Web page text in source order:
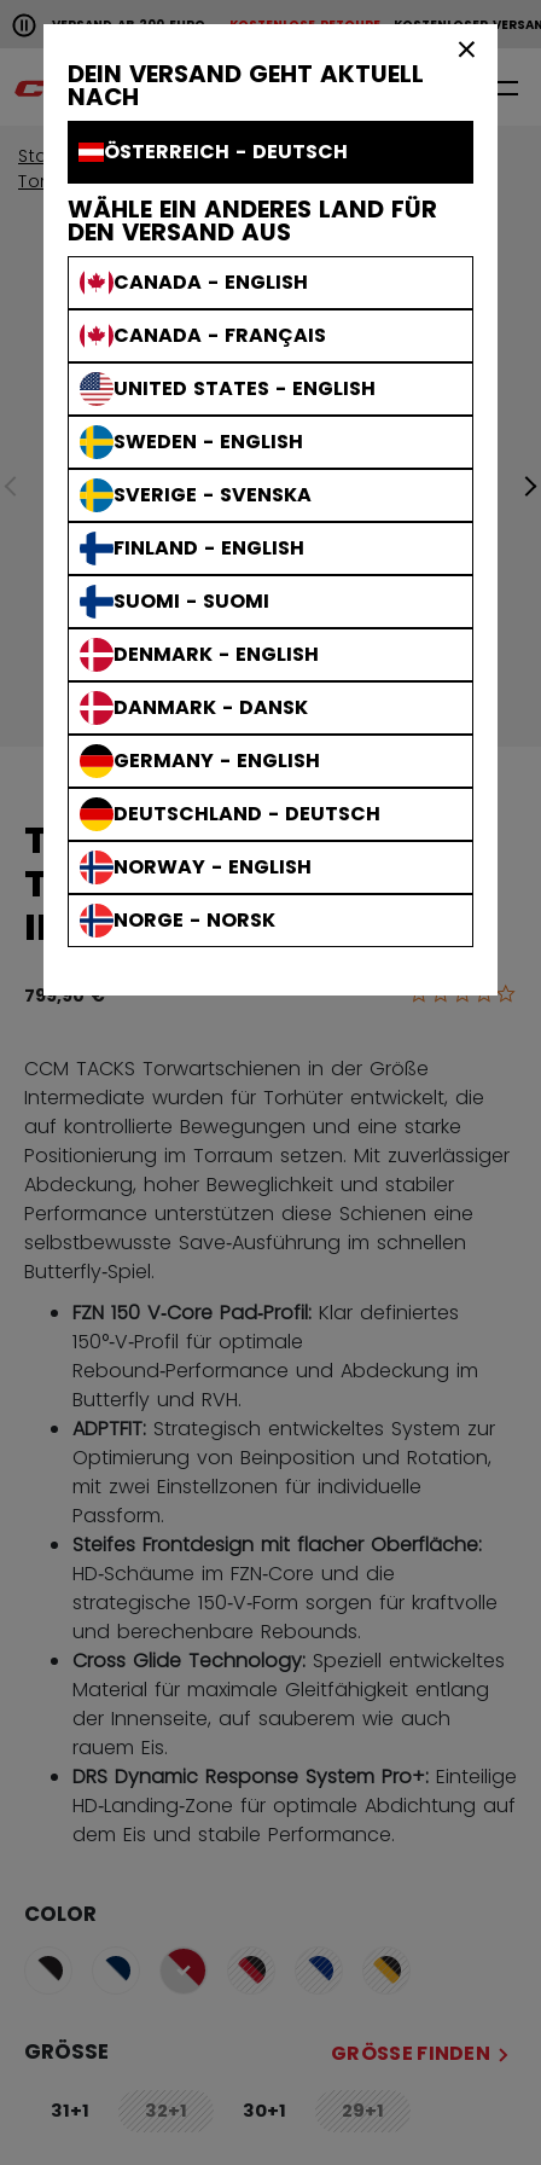
DEIN VERSAND GEHT AKTUELL
NACH
ÖSTERREICH - DEUTSCH
WÄHLE EIN ANDERES LAND FÜR
DEN VERSAND AUS
CANADA - ENGLISH
CANADA - FRANÇAIS
UNITED STATES - ENGLISH
SWEDEN - ENGLISH
SVERIGE - SVENSKA
FINLAND - ENGLISH
SUOMI - SUOMI
DENMARK - ENGLISH
DANMARK - DANSK
GERMANY - ENGLISH
DEUTSCHLAND - DEUTSCH
NORWAY - ENGLISH
NORGE - NORSK
Horizontale Bildlaufanimation anhalten.
VERSAND AB 200 EUROKOSTENLOSE RETOURE KOSTENLOSER
KOSTENLOSER VERSAND AB 200 EURO KOSTENLOSE
0
Start Torwart
Torwartausrüstung
Torwartschienen
TACKS
TORWARTSCHIENEN
INTERMEDIATE
799,90 € 3,6 von 5
CCM TACKS Torwartschienen in der Größe
Intermediate wurden für Torhüter entwickelt, die
auf kontrollierte Bewegungen und eine starke
Positionierung im Torraum setzen. Mit zuverlässiger
Abdeckung, hoher Beweglichkeit und stabiler
Performance unterstützen diese Schienen eine
selbstbewusste Save‑Ausführung im schnellen
Butterfly‑Spiel.
FZN 150 V‑Core Pad‑Profil: Klar definiertes
150°‑V‑Profil für optimale
Rebound‑Performance und Abdeckung im
Butterfly und RVH.
ADPTFIT: Strategisch entwickeltes System zur
Optimierung von Beinposition und Rotation,
mit zwei Einstellzonen für individuelle
Passform.
Steifes Frontdesign mit flacher Oberfläche:
HD‑Schäume im FZN‑Core und die
strategische 150‑V‑Form sorgen für kraftvolle
und berechenbare Rebounds.
Cross Glide Technology: Speziell entwickeltes
Material für maximale Gleitfähigkeit entlang
der Innenseite, auf sauberem wie auch
rauem Eis.
DRS Dynamic Response System Pro+: Einteilige
HD‑Landing‑Zone für optimale Abdichtung auf
dem Eis und stabile Performance.
COLOR
ausgewählt
GRÖSSE GRÖSSE FINDEN
31+1 32+1not.available
30+1 29+1not.available